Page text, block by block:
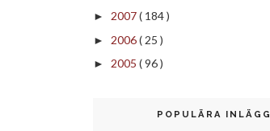
► 2007( 184 )
► 2006( 25 )
► 2005 ( 96 )
POPULÄRA INLÄGG